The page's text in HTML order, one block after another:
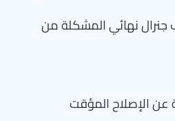
جنرال نهائي المشكلة من
عن الإصلاح المؤقت